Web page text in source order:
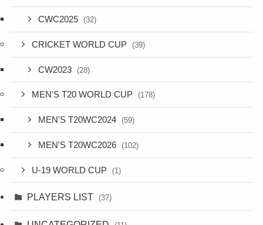
CWC2025 (32)
CRICKET WORLD CUP (39)
CW2023 (28)
MEN'S T20 WORLD CUP (178)
MEN'S T20WC2024 (59)
MEN'S T20WC2026 (102)
U-19 WORLD CUP (1)
PLAYERS LIST (37)